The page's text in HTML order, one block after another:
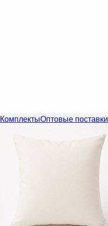
КомплектыОптовые поставки